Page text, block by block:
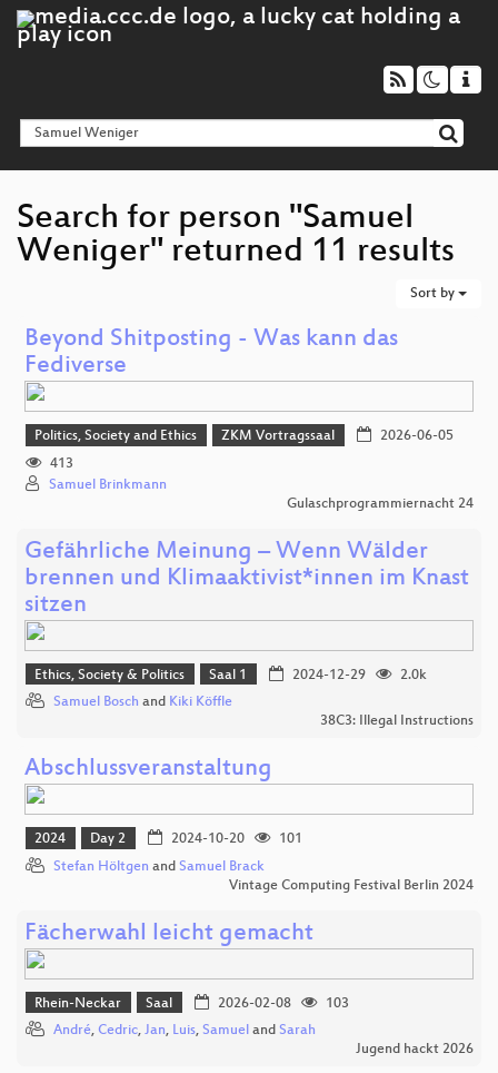
Search for person "Samuel
Weniger" returned 11 results
Sort by
Beyond Shitposting - Was kann das
Fediverse
Politics, Society and Ethics ZKM Vortragssaal
2026-06-05
413
Samuel Brinkmann
Gulaschprogrammiernacht 24
Gefährliche Meinung – Wenn Wälder
brennen und Klimaaktivist*innen im Knast
sitzen
Ethics, Society & Politics Saal 1 2024-12-29
2.0k
Samuel Bosch and Kiki Köffle
38C3: Illegal Instructions
Abschlussveranstaltung
2024 Day 2 2024-10-20
101
Stefan Höltgen and Samuel Brack
Vintage Computing Festival Berlin 2024
Fächerwahl leicht gemacht
Rhein-Neckar Saal 2026-02-08
103
André, Cedric, Jan, Luis, Samuel and Sarah
Jugend hackt 2026